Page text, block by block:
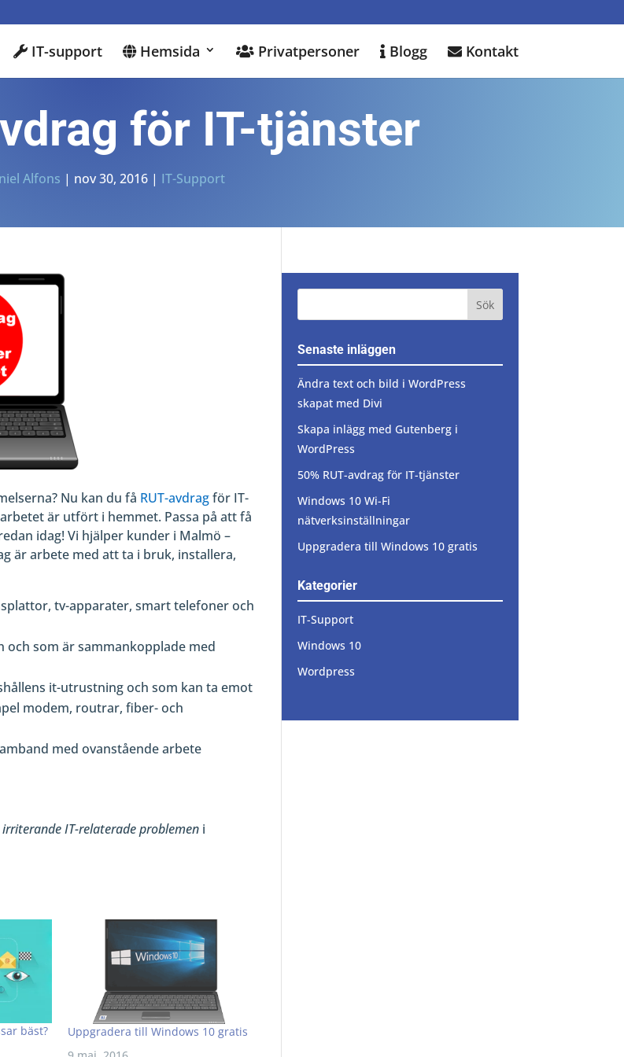
IT-support Hemsida Privatpersoner Blogg Kontakt
för IT-tjänster
Alfons | nov 30, 2016 | IT-Support
Nu kan du få RUT-avdragför IT-
är utfört i hemmet. Passa på att få
idag! Vi hjälper kunder i Malmö –
är arbete med att ta i bruk, installera,
tv-apparater, smart telefoner och
som är sammankopplade med
it-utrustning och som kan ta emot
modem, routrar, fiber- och
med ovanstående arbete
irriterande IT-relaterade problemen i
bäst?
Uppgradera till Windows 10 gratis
Senaste inläggen
Ändra text och bild i WordPress
skapat med Divi
Skapa inlägg med Gutenberg i
WordPress
50% RUT-avdrag för IT-tjänster
Windows 10 Wi-Fi
nätverksinställningar
Uppgradera till Windows 10 gratis
Kategorier
IT-Support
Windows 10
Wordpress